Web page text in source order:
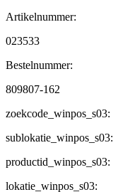
Artikelnummer:
023533
Bestelnummer:
809807-162
zoekcode_winpos_s03:
sublokatie_winpos_s03:
productid_winpos_s03:
lokatie_winpos_s03: